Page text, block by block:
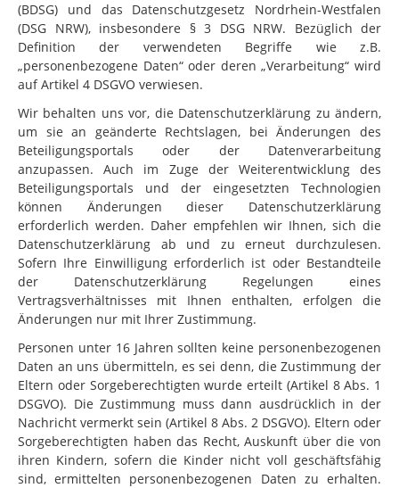
(BDSG) und das Datenschutzgesetz Nordrhein-Westfalen
(DSG NRW), insbesondere § 3 DSG NRW. Bezüglich der
Definition der verwendeten Begriffe wie z.B.
„personenbezogene Daten“ oder deren „Verarbeitung“ wird
auf Artikel 4 DSGVO verwiesen.
Wir behalten uns vor, die Datenschutzerklärung zu ändern,
um sie an geänderte Rechtslagen, bei Änderungen des
Beteiligungsportals oder der Datenverarbeitung
anzupassen. Auch im Zuge der Weiterentwicklung des
Beteiligungsportals und der eingesetzten Technologien
können Änderungen dieser Datenschutzerklärung
erforderlich werden. Daher empfehlen wir Ihnen, sich die
Datenschutzerklärung ab und zu erneut durchzulesen.
Sofern Ihre Einwilligung erforderlich ist oder Bestandteile
der Datenschutzerklärung Regelungen eines
Vertragsverhältnisses mit Ihnen enthalten, erfolgen die
Änderungen nur mit Ihrer Zustimmung.
Personen unter 16 Jahren sollten keine personenbezogenen
Daten an uns übermitteln, es sei denn, die Zustimmung der
Eltern oder Sorgeberechtigten wurde erteilt (Artikel 8 Abs. 1
DSGVO). Die Zustimmung muss dann ausdrücklich in der
Nachricht vermerkt sein (Artikel 8 Abs. 2 DSGVO). Eltern oder
Sorgeberechtigten haben das Recht, Auskunft über die von
ihren Kindern, sofern die Kinder nicht voll geschäftsfähig
sind, ermittelten personenbezogenen Daten zu erhalten.